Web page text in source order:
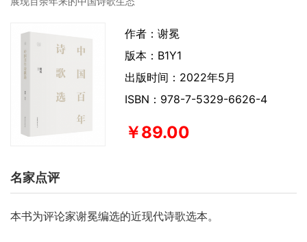
作者：谢冕
版本：B1Y1
出版时间：2022年5月
ISBN：978-7-5329-6626-4
￥89.00
名家点评
本书为评论家谢冕编选的近现代诗歌选本。